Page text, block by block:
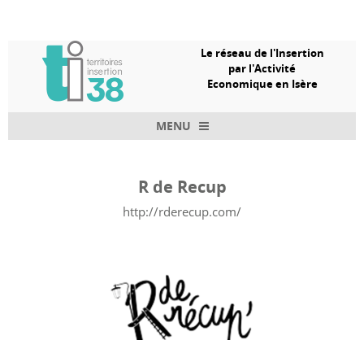
Le réseau de l'Insertion
par l'Activité
Economique en Isère
MENU
R de Recup
http://rderecup.com/